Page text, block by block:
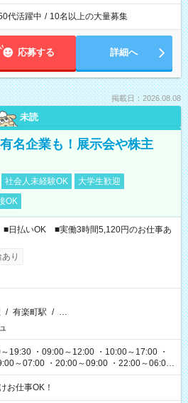
代活躍中 / 10名以上の大量募集
応募する 詳細へ
掲載日：2026.08.08
未読
名企業も！展示会や株主
社会人未経験OK
大学生歓迎
OK
日払いOK ■実働3時間5,120円のお仕事あ
り
/ 有楽町駅 / …
19:30 ・09:00～12:00 ・10:00～17:00 ・
～07:00 ・20:00～09:00 ・22:00～06:00
お仕事OK！